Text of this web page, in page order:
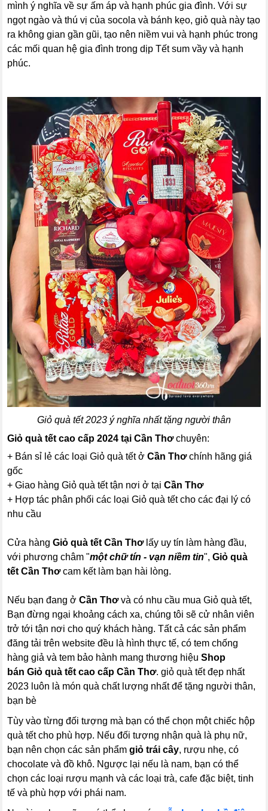
mình ý nghĩa về sự ấm áp và hạnh phúc gia đình. Với sự
ngọt ngào và thú vị của socola và bánh kẹo, giỏ quà này tạo
ra không gian gần gũi, tạo nên niềm vui và hạnh phúc trong
các mối quan hệ gia đình trong dịp Tết sum vầy và hạnh
phúc.
Giỏ quà tết 2023 ý nghĩa nhất tặng người thân
Giỏ quà tết cao cấp 2024 tại Cần Thơchuyên:
+ Bán sỉ lẻ các loại Giỏ quà tết ởCần Thơchính hãng giá
gốc
+ Giao hàng Giỏ quà tết tận nơi ở tạiCần Thơ
+ Hợp tác phân phối các loại Giỏ quà tết cho các đại lý có
nhu cầu
Cửa hàngGiỏ quà tết Cần Thơlấy uy tín làm hàng đầu,
với phương châm "một chữ tín - vạn niềm tin",Giỏ quà
tết Cần Thơcam kết làm bạn hài lòng.
Nếu bạn đang ởCần Thơvà có nhu cầu mua Giỏ quà tết,
Bạn đừng ngại khoảng cách xa, chúng tôi sẽ cử nhân viên
trở tới tận nơi cho quý khách hàng. Tất cả các sản phẩm
đăng tải trên website đều là hình thực tế, có tem chống
hàng giả và tem bảo hành mang thương hiệuShop
bán Giỏ quà tết cao cấp Cần Thơ. giỏ quà tết đẹp nhất
2023 luôn là món quà chất lượng nhất để tặng người thân,
bạn bè
Tùy vào từng đối tượng mà bạn có thể chọn một chiếc hộp
quà tết cho phù hợp. Nếu đối tượng nhận quà là phụ nữ,
bạn nên chọn các sản phẩmgiỏ trái cây, rượu nhẹ, có
chocolate và đồ khô. Ngược lại nếu là nam, bạn có thể
chọn các loại rượu mạnh và các loại trà, cafe đặc biệt, tinh
tế và phù hợp với phái nam.